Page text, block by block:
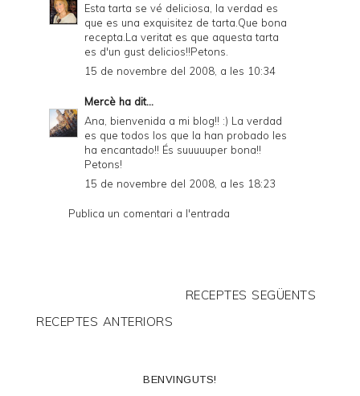
Esta tarta se vé deliciosa, la verdad es
que es una exquisitez de tarta.Que bona
recepta.La veritat es que aquesta tarta
es d'un gust delicios!!Petons.
15 de novembre del 2008, a les 10:34
Mercè ha dit...
Ana, bienvenida a mi blog!! :) La verdad
es que todos los que la han probado les
ha encantado!! És suuuuuper bona!!
Petons!
15 de novembre del 2008, a les 18:23
Publica un comentari a l'entrada
RECEPTES SEGÜENTS
RECEPTES ANTERIORS
BENVINGUTS!